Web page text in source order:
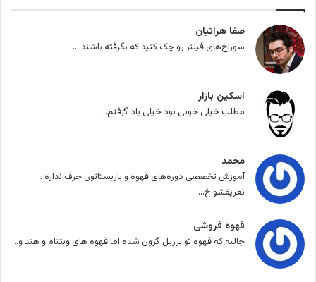
صفا هراتیان
سوراخ‌های فیلتر رو چک کنید که نگرفته باشند....
اسکین بازار
مطلب خیلی خوبی بود خیلی یاد گرفتم...
محمد
آموزش تخصصی دوره‌های قهوه و باریستاتون حرف نداره .
تعریفشو خ...
قهوه فروشی
جالبه که قهوه تو برزیل گرون شده اما قهوه های ویتنام و هند و...